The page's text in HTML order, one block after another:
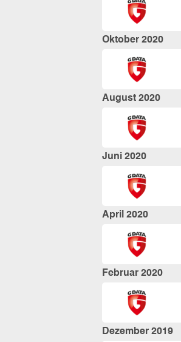
Oktober 2020
August 2020
Juni 2020
April 2020
Februar 2020
Dezember 2019